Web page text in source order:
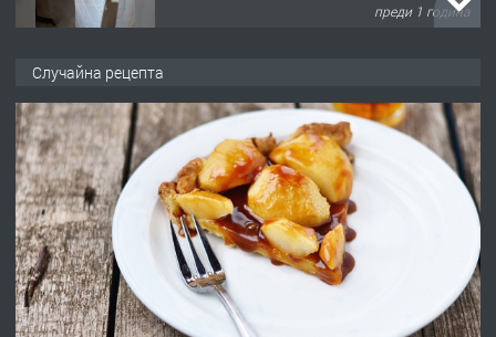
преди 1 година
преди 1 година
ПРЕДЛАГА
Първи поход "По стъпките на Ангел
Войвода"
преди 1 година
Случайна рецепта